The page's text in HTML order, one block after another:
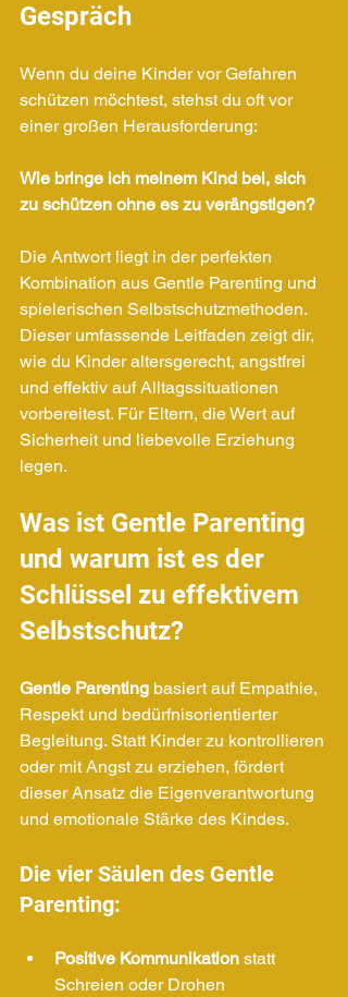
Gespräch
Wenn du deine Kinder vor Gefahren
schützen möchtest, stehst du oft vor
einer großen Herausforderung:
Wie bringe ich meinem Kind bei, sich
zu schützen ohne es zu verängstigen?
Die Antwort liegt in der perfekten
Kombination aus Gentle Parenting und
spielerischen Selbstschutzmethoden.
Dieser umfassende Leitfaden zeigt dir,
wie du Kinder altersgerecht, angstfrei
und effektiv auf Alltagssituationen
vorbereitest. Für Eltern, die Wert auf
Sicherheit und liebevolle Erziehung
legen.
Was ist Gentle Parenting
und warum ist es der
Schlüssel zu effektivem
Selbstschutz?
Gentle Parenting basiert auf Empathie,
Respekt und bedürfnisorientierter
Begleitung. Statt Kinder zu kontrollieren
oder mit Angst zu erziehen, fördert
dieser Ansatz die Eigenverantwortung
und emotionale Stärke des Kindes.
Die vier Säulen des Gentle
Parenting:
Positive Kommunikation statt
Schreien oder Drohen